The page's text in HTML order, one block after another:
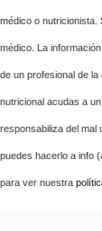
médico o nutricionista.
médico. La
de un profesional de
nutricional acudas a
responsabiliza del mal
puedes hacerlo a info
para ver nuestra